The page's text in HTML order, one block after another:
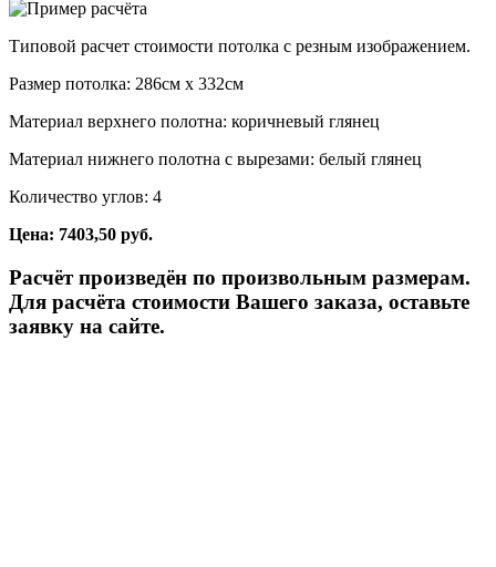
Типовой расчет стоимости потолка с резным изображением.
Размер потолка: 286см x 332см
Материал верхнего полотна: коричневый глянец
Материал нижнего полотна с вырезами: белый глянец
Количество углов: 4
Цена: 7403,50 руб.
Расчёт произведён по произвольным размерам.
Для расчёта стоимости Вашего заказа, оставьте
заявку на сайте.